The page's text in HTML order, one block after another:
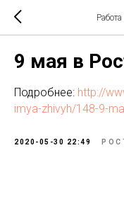
9 мая в
Подробнее: http://
imya-zhivyh/148-9-
2020-05-30 22:49